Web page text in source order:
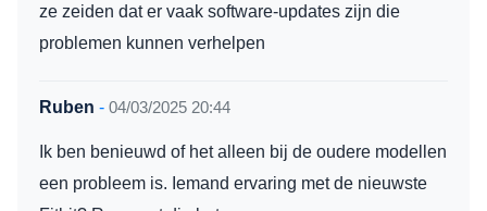
ze zeiden dat er vaak software-updates zijn die
problemen kunnen verhelpen
Ruben - 04/03/2025 20:44
Ik ben benieuwd of het alleen bij de oudere modellen
een probleem is. Iemand ervaring met de nieuwste